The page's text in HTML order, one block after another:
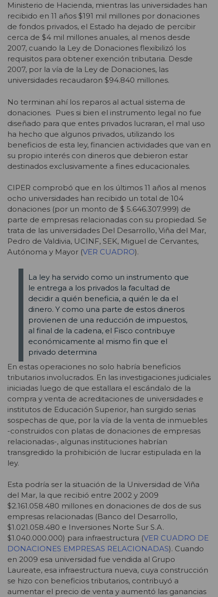
Ministerio de Hacienda, mientras las universidades han
recibido en 11 años $191 mil millones por donaciones
de fondos privados, el Estado ha dejado de percibir
cerca de $4 mil millones anuales, al menos desde
2007, cuando la Ley de Donaciones flexibilizó los
requisitos para obtener exención tributaria. Desde
2007, por la vía de la Ley de Donaciones, las
universidades recaudaron $94.840 millones.
No terminan ahí los reparos al actual sistema de
donaciones. Pues si bien el instrumento legal no fue
diseñado para que entes privados lucraran, el mal uso
ha hecho que algunos privados, utilizando los
beneficios de esta ley, financien actividades que van en
su propio interés con dineros que debieron estar
destinados exclusivamente a fines educacionales.
CIPER comprobó que en los últimos 11 años al menos
ocho universidades han recibido un total de 104
donaciones (por un monto de $ 5.646.307.999) de
parte de empresas relacionadas con su propiedad. Se
trata de las universidades Del Desarrollo, Viña del Mar,
Pedro de Valdivia, UCINF, SEK, Miguel de Cervantes,
Autónoma y Mayor (VER CUADRO).
La ley ha servido como un instrumento que
le entrega a los privados la facultad de
decidir a quién beneficia, a quién le da el
dinero. Y como una parte de estos dineros
provienen de una reducción de impuestos,
al final de la cadena, el Fisco contribuye
económicamente al mismo fin que el
privado determina
En estas operaciones no solo habría beneficios
tributarios involucrados. En las investigaciones judiciales
iniciadas luego de que estallara el escándalo de la
compra y venta de acreditaciones de universidades e
institutos de Educación Superior, han surgido serias
sospechas de que, por la vía de la venta de inmuebles
-construidos con platas de donaciones de empresas
relacionadas-, algunas instituciones habrían
transgredido la prohibición de lucrar estipulada en la
ley.
Esta podría ser la situación de la Universidad de Viña
del Mar, la que recibió entre 2002 y 2009
$2.161.058.480 millones en donaciones de dos de sus
empresas relacionadas (Banco del Desarrollo,
$1.021.058.480 e Inversiones Norte Sur S.A.
$1.040.000.000) para infraestructura (VER CUADRO DE
DONACIONES EMPRESAS RELACIONADAS). Cuando
en 2009 esa universidad fue vendida al Grupo
Laureate, esa infraestructura nueva, cuya construcción
se hizo con beneficios tributarios, contribuyó a
aumentar el precio de venta y aumentó las ganancias